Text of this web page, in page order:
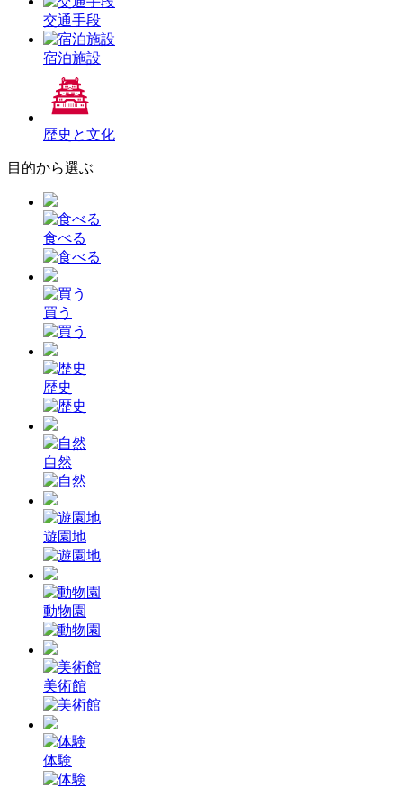
交通手段
宿泊施設
歴史と文化
目的から選ぶ
食べる
買う
歴史
自然
遊園地
動物園
美術館
体験